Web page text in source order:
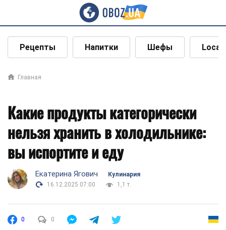
Рецепты Напитки Шефы Local
Главная
Какие продукты категорически
нельзя хранить в холодильнике:
вы испортите и еду
Екатерина Ягович
Кулинария
16.12.2025 07:00
1,1 т.
0 0